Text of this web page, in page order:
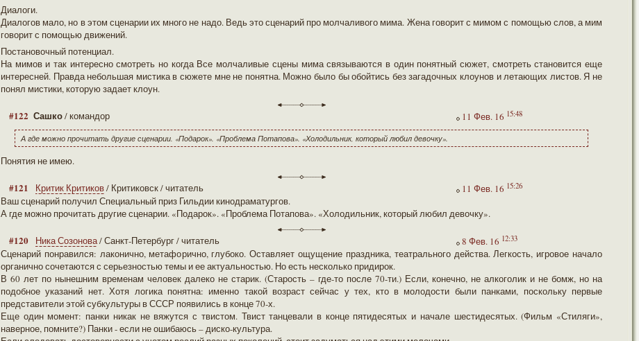
Диалоги.
Диалогов мало, но в этом сценарии их много не надо. Ведь это сценарий про молчаливого мима. Жена говорит с мимом с помощью слов, а мим
говорит с помощью движений.
Постановочный потенциал.
На мимов и так интересно смотреть но когда Все молчаливые сцены мима связываются в один понятный сюжет, смотреть становится еще
интересней. Правда небольшая мистика в сюжете мне не понятна. Можно было бы обойтись без загадочных клоунов и летающих листов. Я не
понял мистики, которую задает клоун.
#122 Сашко/ командор 11 Фев. 16 15:48
А где можно прочитать другие сценарии. «Подарок». «Проблема Потапова». «Холодильник, который любил девочку».
Понятия не имею.
#121 Критик Критиков/ Критиковск / читатель 11 Фев. 16 15:26
Ваш сценарий получил Специальный приз Гильдии кинодраматургов.
А где можно прочитать другие сценарии. «Подарок». «Проблема Потапова». «Холодильник, который любил девочку».
#120 Ника Созонова/ Санкт-Петербург / читатель 8 Фев. 16 12:33
Сценарий понравился: лаконично, метафорично, глубоко. Оставляет ощущение праздника, театрального действа. Легкость, игровое начало
органично сочетаются с серьезностью темы и ее актуальностью. Но есть несколько придирок.
В 60 лет по нынешним временам человек далеко не старик. (Старость – где-то после 70-ти.) Если, конечно, не алкоголик и не бомж, но на
подобное указаний нет. Хотя логика понятна: именно такой возраст сейчас у тех, кто в молодости были панками, поскольку первые
представители этой субкультуры в СССР появились в конце 70-х.
Еще один момент: панки никак не вяжутся с твистом. Твист танцевали в конце пятидесятых и начале шестидесятых. (Фильм «Стиляги»,
наверное, помните?) Панки - если не ошибаюсь – диско-культура.